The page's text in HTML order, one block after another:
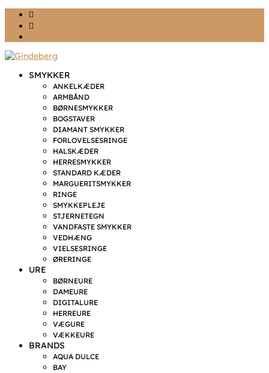
SMYKKER
ANKELKÆDER
ARMBÅND
BØRNESMYKKER
BOGSTAVER
DIAMANT SMYKKER
FORLOVELSESRINGE
HALSKÆDER
HERRESMYKKER
STANDARD KÆDER
MARGUERITSMYKKER
RINGE
SMYKKEPLEJE
STJERNETEGN
VANDFASTE SMYKKER
VEDHÆNG
VIELSESRINGE
ØRERINGE
URE
BØRNEURE
DAMEURE
DIGITALURE
HERREURE
VÆGURE
VÆKKEURE
BRANDS
AQUA DULCE
BAY